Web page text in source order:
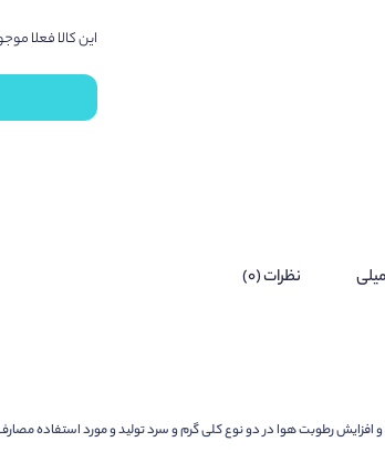
این کالا فعلا
نظرات (۰)
افزایش رطوبت هوا در دو نوع کلی گرم و سرد تولید و مورد استفاده